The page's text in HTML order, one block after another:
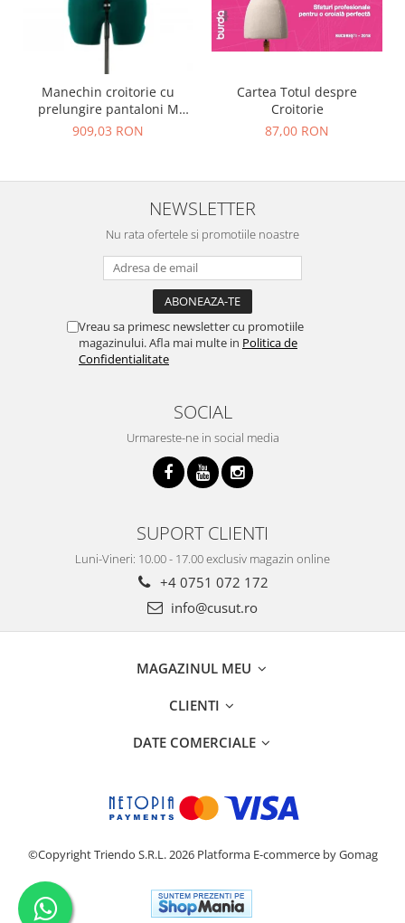
Manechin croitorie cu
prelungire pantaloni M
femei reglabil masura 40-48
909,03 RON
Cartea Totul despre
Croitorie
87,00 RON
NEWSLETTER
Nu rata ofertele si promotiile noastre
Vreau sa primesc newsletter cu promotiile
magazinului. Afla mai multe in Politica de
Confidentialitate
SOCIAL
Urmareste-ne in social media
SUPORT CLIENTI
Luni-Vineri: 10.00 - 17.00 exclusiv magazin online
+4 0751 072 172
info@cusut.ro
MAGAZINUL MEU
CLIENTI
DATE COMERCIALE
©Copyright Triendo S.R.L. 2026 Platforma E-commerce by Gomag